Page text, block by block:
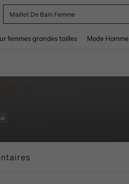
Sac
femmes grandes tailles Mode Homme